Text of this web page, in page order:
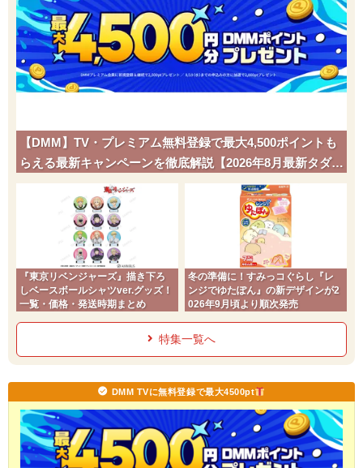
【DMM】TV・プレミアム無料登録で最大4,500ポイントも
らえる最新キャンペーンを徹底解説【2026年8月最新タダポ
チ】
『東京リベンジャーズ』描き下ろ
しベースボールシャツver.グッズ！
一覧・価格・発送時期まとめ
冬の準備に！すみっコぐらし『レ
ンジでゆたぽん』の新デザインが2
026年9月頃より順次発売
特集一覧へ
DMM TVに無料登録で最大4500pt